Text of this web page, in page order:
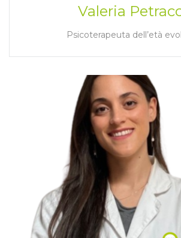
Valeria
Psicoterapeuta dell’età